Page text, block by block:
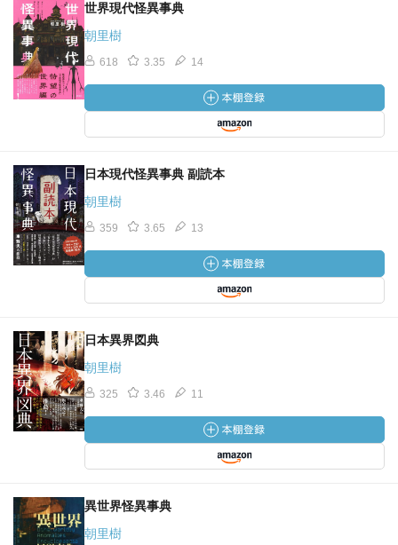
世界現代怪異事典
朝里樹
618 3.35 14
日本現代怪異事典 副読本
朝里樹
359 3.65 13
日本異界図典
朝里樹
325 3.46 11
異世界怪異事典
朝里樹